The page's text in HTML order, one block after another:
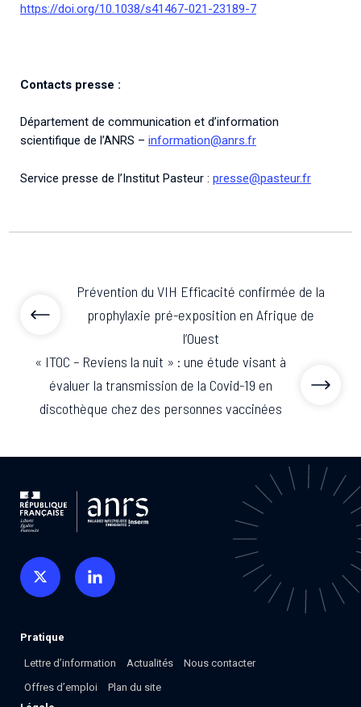
https://doi.org/10.1038/s41467-021-23189-7
Contacts presse :
Département de communication et d’information
scientifique de l’ANRS – information@anrs.fr
Service presse de l’Institut Pasteur : presse@pasteur.fr
Prévention du VIH Efficacité confirmée de la
prophylaxie pré-exposition en Afrique de
l’Ouest
« ITOC – Reviens la nuit » : une étude visant à
évaluer la transmission de la Covid-19 en
discothèque chez des personnes vaccinées
Pratique
Lettre d’information Actualités
Nous contacter
Offres d’emploi
Plan du site